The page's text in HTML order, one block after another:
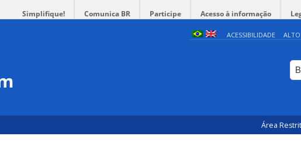
Simplifique! Comunica BR Participe Acesso à informação
ACESSIBILIDADE
Área